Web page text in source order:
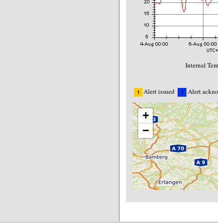
Internal
Alert issued Alert
+
−